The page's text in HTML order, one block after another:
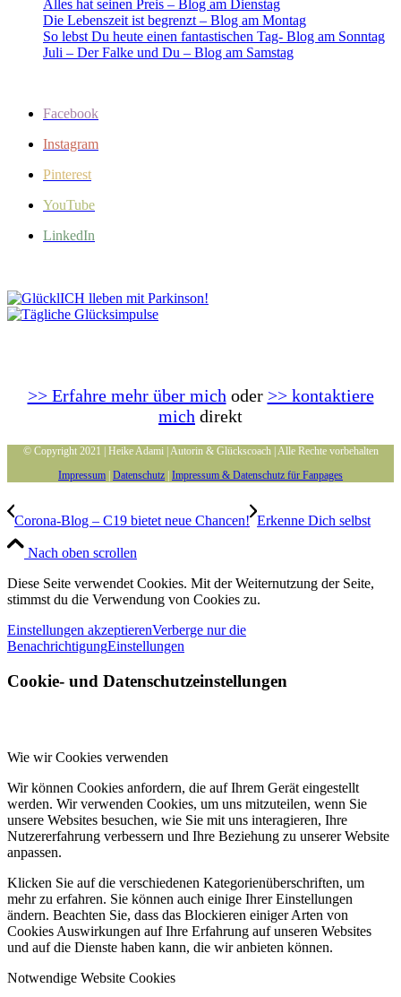
Alles hat seinen Preis – Blog am Dienstag
Die Lebenszeit ist begrenzt – Blog am Montag
So lebst Du heute einen fantastischen Tag- Blog am Sonntag
Juli – Der Falke und Du – Blog am Samstag
Facebook
Instagram
Pinterest
YouTube
LinkedIn
>> Erfahre mehr über mich oder >> kontaktiere
mich direkt
© Copyright 2021 | Heike Adami | Autorin & Glückscoach | Alle Rechte vorbehalten
Impressum Datenschutz Impressum & Datenschutz für Fanpages
Corona-Blog – C19 bietet neue Chancen! Erkenne Dich selbst
Nach oben scrollen
Diese Seite verwendet Cookies. Mit der Weiternutzung der Seite,
stimmst du die Verwendung von Cookies zu.
Einstellungen akzeptierenVerberge nur die
BenachrichtigungEinstellungen
Cookie- und Datenschutzeinstellungen
Wie wir Cookies verwenden
Wir können Cookies anfordern, die auf Ihrem Gerät eingestellt
werden. Wir verwenden Cookies, um uns mitzuteilen, wenn Sie
unsere Websites besuchen, wie Sie mit uns interagieren, Ihre
Nutzererfahrung verbessern und Ihre Beziehung zu unserer Website
anpassen.
Klicken Sie auf die verschiedenen Kategorienüberschriften, um
mehr zu erfahren. Sie können auch einige Ihrer Einstellungen
ändern. Beachten Sie, dass das Blockieren einiger Arten von
Cookies Auswirkungen auf Ihre Erfahrung auf unseren Websites
und auf die Dienste haben kann, die wir anbieten können.
Notwendige Website Cookies